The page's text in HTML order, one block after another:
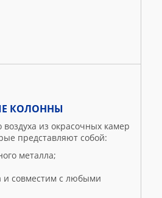
КОЛОННЫ
из окрасочных камер
представляют собой:
металла;
и совместим с любыми